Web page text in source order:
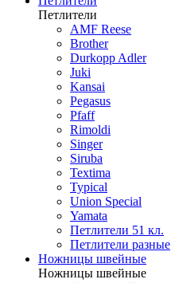
Петлители
AMF Reese
Brother
Durkopp Adler
Juki
Kansai
Pegasus
Pfaff
Rimoldi
Singer
Siruba
Textima
Typical
Union Special
Yamata
Петлители 51 кл.
Петлители разные
Ножницы швейные
Ножницы швейные